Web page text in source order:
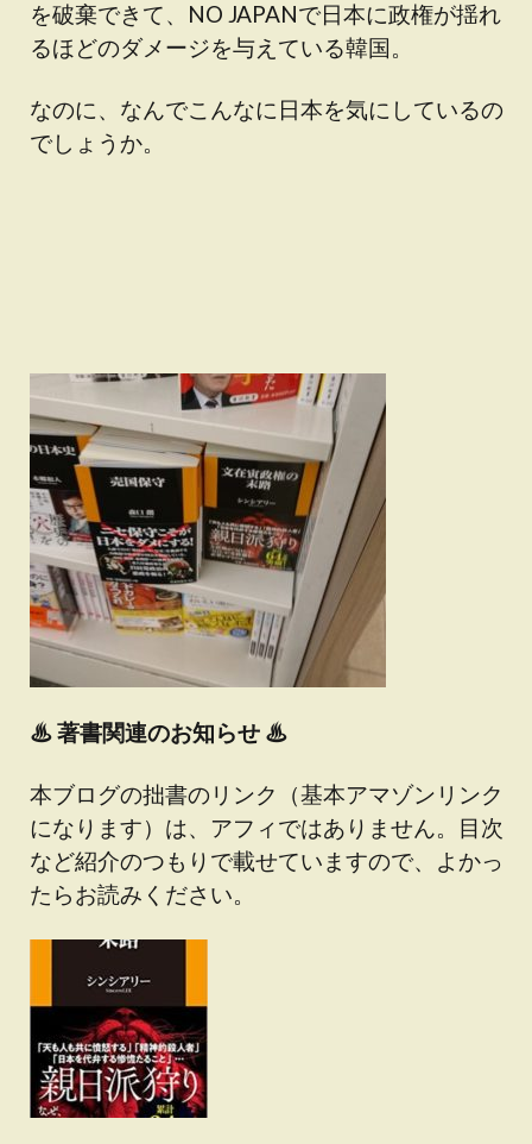
を破棄できて、NO JAPANで日本に政権が揺れ
るほどのダメージを与えている韓国。
なのに、なんでこんなに日本を気にしているの
でしょうか。
♨著書関連のお知らせ ♨
本ブログの拙書のリンク（基本アマゾンリンク
になります）は、アフィではありません。目次
など紹介のつもりで載せていますので、よかっ
たらお読みください。